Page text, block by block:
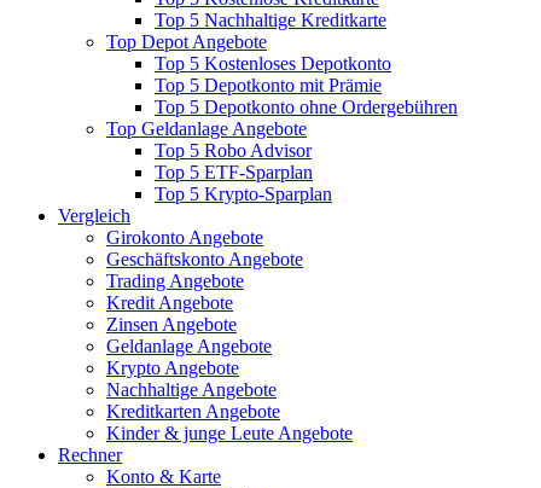
Top 5 Nachhaltige Kreditkarte
Top Depot Angebote
Top 5 Kostenloses Depotkonto
Top 5 Depotkonto mit Prämie
Top 5 Depotkonto ohne Ordergebühren
Top Geldanlage Angebote
Top 5 Robo Advisor
Top 5 ETF-Sparplan
Top 5 Krypto-Sparplan
Vergleich
Girokonto Angebote
Geschäftskonto Angebote
Trading Angebote
Kredit Angebote
Zinsen Angebote
Geldanlage Angebote
Krypto Angebote
Nachhaltige Angebote
Kreditkarten Angebote
Kinder & junge Leute Angebote
Rechner
Konto & Karte